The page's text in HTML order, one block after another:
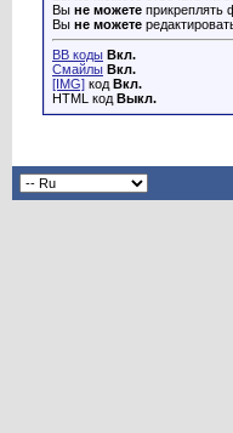
Вы не можете прикреплять
Вы не можете
BB коды Вкл.
Смайлы Вкл.
[IMG] код Вкл.
HTML код Выкл.